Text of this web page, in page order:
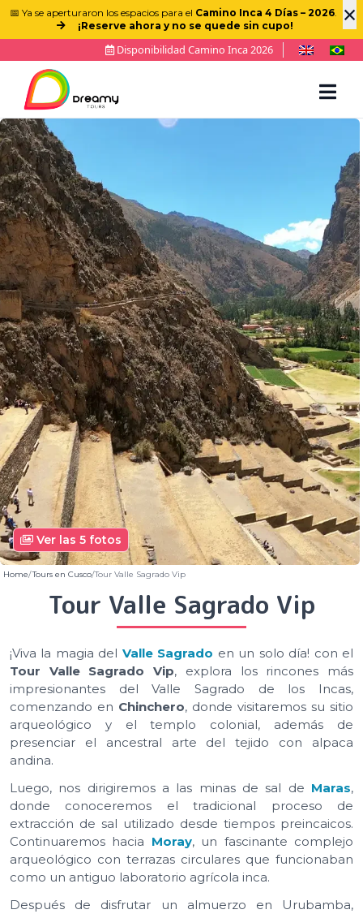
×
📅 Ya se aperturaron los espacios para el Camino Inca 4 Días – 2026.
¡Reserve ahora y no se quede sin cupo!
Disponibilidad Camino Inca 2026
Ver las 5 fotos
Home Tours en Cusco Tour Valle Sagrado Vip
Tour Valle Sagrado Vip
¡Viva la magia del Valle Sagrado en un solo día! con el
Tour Valle Sagrado Vip, explora los rincones más
impresionantes del Valle Sagrado de los Incas,
comenzando en Chinchero, donde visitaremos su sitio
arqueológico y el templo colonial, además de
presenciar el ancestral arte del tejido con alpaca
andina.
Luego, nos dirigiremos a las minas de sal de Maras,
donde conoceremos el tradicional proceso de
extracción de sal utilizado desde tiempos preincaicos.
Continuaremos hacia Moray, un fascinante complejo
arqueológico con terrazas circulares que funcionaban
como un antiguo laboratorio agrícola inca.
Después de disfrutar un almuerzo en Urubamba,